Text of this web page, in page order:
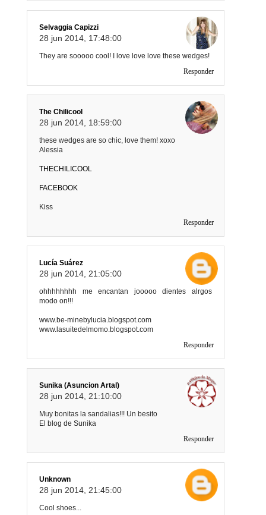
Selvaggia Capizzi
28 jun 2014, 17:48:00
They are sooooo cool! I love love love these wedges!
Responder
The Chilicool
28 jun 2014, 18:59:00
these wedges are so chic, love them! xoxo
Alessia
THECHILICOOL
FACEBOOK
Kiss
Responder
Lucía Suárez
28 jun 2014, 21:05:00
ohhhhhhhh me encantan jooooo dientes alrgos
modo on!!!
www.be-minebylucia.blogspot.com
www.lasuitedelmomo.blogspot.com
Responder
Sunika (Asuncion Artal)
28 jun 2014, 21:10:00
Muy bonitas la sandalias!!! Un besito
El blog de Sunika
Responder
Unknown
28 jun 2014, 21:45:00
Cool shoes...